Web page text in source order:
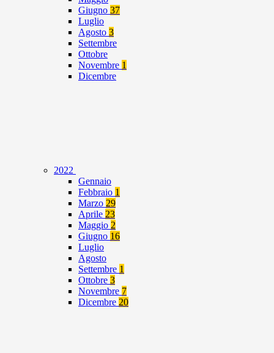
Giugno 37
Luglio
Agosto 3
Settembre
Ottobre
Novembre 1
Dicembre
2022
Gennaio
Febbraio 1
Marzo 29
Aprile 23
Maggio 2
Giugno 16
Luglio
Agosto
Settembre 1
Ottobre 3
Novembre 7
Dicembre 20